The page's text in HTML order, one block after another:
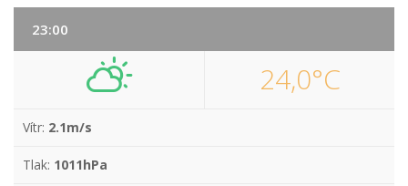
23:00
24,0°C
Vítr: 2.1m/s
Tlak: 1011hPa